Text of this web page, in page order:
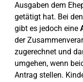
Ausgaben dem
getätigt hat. Bei
gibt es jedoch eine
der
zugerechnet und
umgehen, wenn
Antrag stellen.